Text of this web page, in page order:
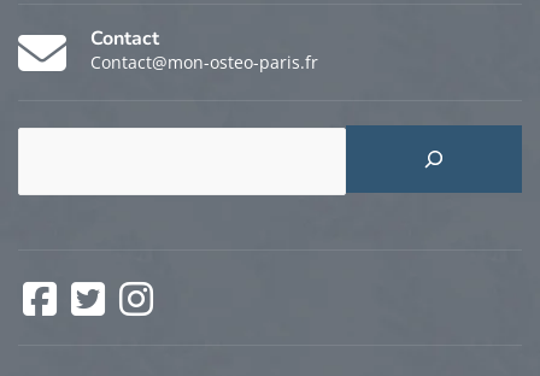
Contact
Contact@mon-osteo-paris.fr
Facebook